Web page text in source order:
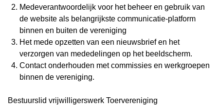
Medeverantwoordelijk voor het beheer en gebruik van
de website als belangrijkste communicatie-platform
binnen en buiten de vereniging
Het mede opzetten van een nieuwsbrief en het
verzorgen van mededelingen op het beeldscherm.
Contact onderhouden met commissies en werkgroepen
binnen de vereniging.
Bestuurslid vrijwilligerswerk Toervereniging